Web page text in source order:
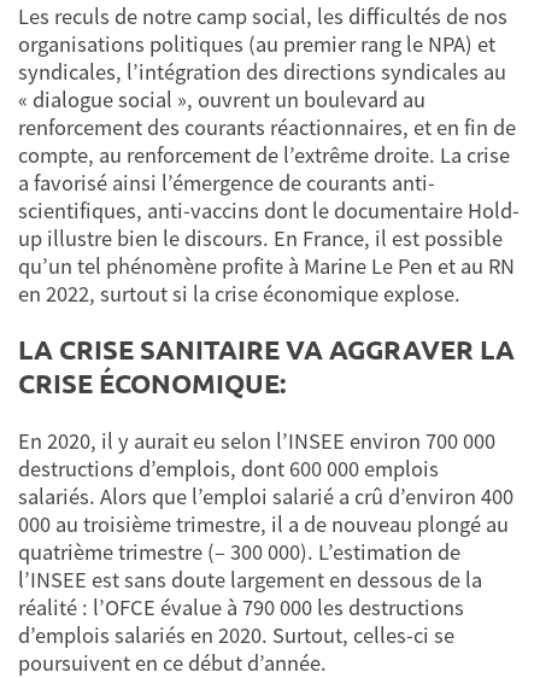
Les reculs de notre camp social, les difficultés de nos
organisations politiques (au premier rang le NPA) et
syndicales, l’intégration des directions syndicales au
« dialogue social », ouvrent un boulevard au
renforcement des courants réactionnaires, et en fin de
compte, au renforcement de l’extrême droite. La crise
a favorisé ainsi l’émergence de courants anti-
scientifiques, anti-vaccins dont le documentaire Hold-
up illustre bien le discours. En France, il est possible
qu’un tel phénomène profite à Marine Le Pen et au RN
en 2022, surtout si la crise économique explose.
LA CRISE SANITAIRE VA AGGRAVER LA
CRISE ÉCONOMIQUE:
En 2020, il y aurait eu selon l’INSEE environ 700 000
destructions d’emplois, dont 600 000 emplois
salariés. Alors que l’emploi salarié a crû d’environ 400
000 au troisième trimestre, il a de nouveau plongé au
quatrième trimestre (– 300 000). L’estimation de
l’INSEE est sans doute largement en dessous de la
réalité : l’OFCE évalue à 790 000 les destructions
d’emplois salariés en 2020. Surtout, celles-ci se
poursuivent en ce début d’année.